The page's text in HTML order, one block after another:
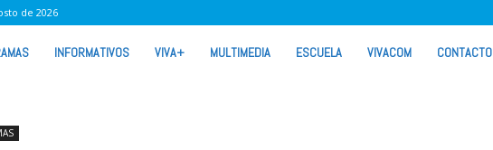
de 2026
INFORMATIVOS VIVA+ MULTIMEDIA ESCUELA VIVACOM CONTACTO